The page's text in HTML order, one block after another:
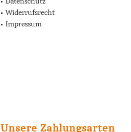
Widerrufsrecht
Impressum
Unsere Zahlungsarten